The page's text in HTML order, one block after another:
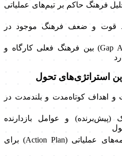
فرهنگ حاکم بر تیم‌های عملیاتی
قوت و ضعف فرهنگ موجود در
تعیین شکاف‌ها (Gap Analysis) بین فرهنگ فعلی کارگاه و
استراتژی‌های تحول
و اهداف کوتاه‌مدت و بلندمدت در
و عوامل بازدارنده
تدوین نقشه راه و برنامه‌های عملیاتی (Action Plan) برای